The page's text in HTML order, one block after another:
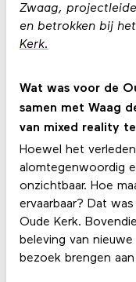
Zwaag,
en betrokken bij
Kerk.
Wat was voor de
samen met Waag
van mixed reality
Hoewel het
alomtegenwoordig
onzichtbaar. Hoe
ervaarbaar? Dat
Oude Kerk.
beleving van
bezoek brengen